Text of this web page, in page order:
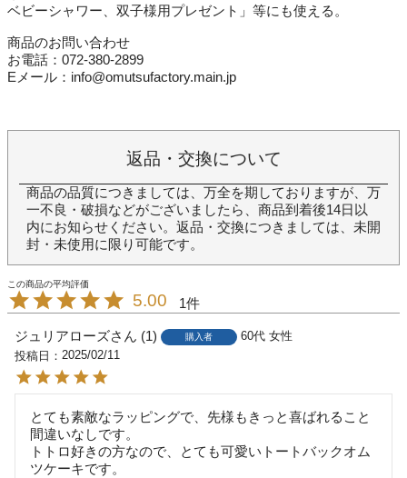
ベビーシャワー、双子様用プレゼント」等にも使える。
商品のお問い合わせ
お電話：072-380-2899
Eメール：info@omutsufactory.main.jp
返品・交換について
商品の品質につきましては、万全を期しておりますが、万
一不良・破損などがございましたら、商品到着後14日以
内にお知らせください。返品・交換につきましては、未開
封・未使用に限り可能です。
5.00 1
ジュリアローズ 1 購入者 60代 女性
投稿日
2025/02/11
とても素敵なラッピングで、先様もきっと喜ばれること
間違いなしです。
トトロ好きの方なので、とても可愛いトートバックオム
ツケーキです。